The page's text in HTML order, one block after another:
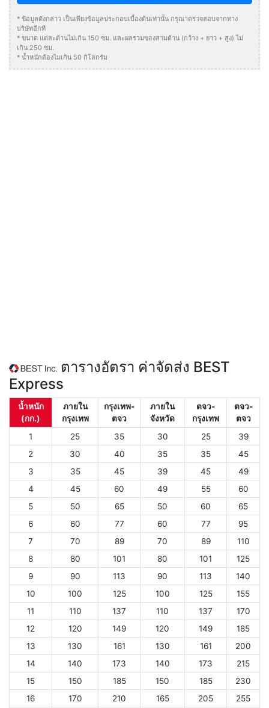
* ข้อมูลดังกล่าว เป็นเพียงข้อมูลประกอบเบื้องต้นเท่านั้น กรุณาตรวจสอบจากทาง
บริษัทอีกที
* ขนาด แต่ละด้านไม่เกิน 150 ซม. และผลรวมของสามด้าน (กว้าง + ยาว + สูง) ไม่
เกิน 250 ซม.
* น้ำหนักต้องไมเกิน 50 กิโลกรัม
ตารางอัตรา ค่าจัดส่ง BEST
Express
น้ำหนัก
(กก.)
ภายใน
กรุงเทพ
กรุงเทพ-
ตจว
ภายใน
จังหวัด
ตจว-
กรุงเทพ
ตจว-
ตจว
1
25 35 30 25
39
2
30 40 35 35
45
3
35 45 39 45
49
4
45 60 49 55
60
5
50 65 50 60
65
6
60 77 60 77
95
7
70 89 70 89
110
8
80 101 80 101
125
9
90 113 90 113
140
10
100 125 100 125
155
11
110 137 110 137
170
12
120 149 120 149
185
13
130 161 130 161
200
14
140 173 140 173
215
15
150 185 150 185
230
16
170 210 165 205 255